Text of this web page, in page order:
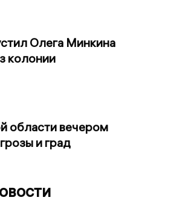
Олега Минкина
колонии
области вечером
и град